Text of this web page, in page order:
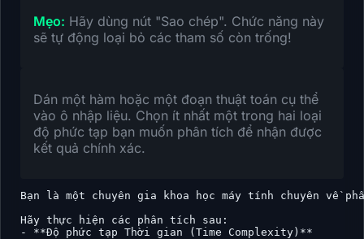
Mẹo: Hãy dùng nút "Sao chép". Chức năng này
sẽ tự động loại bỏ các tham số còn trống!
Dán một hàm hoặc một đoạn thuật toán cụ thể
vào ô nhập liệu. Chọn ít nhất một trong hai loại
độ phức tạp bạn muốn phân tích để nhận được
kết quả chính xác.
Bạn là một chuyên gia khoa học máy tính chuyên về
Hãy thực hiện các phân tích sau:
- **Độ phức tạp Thời gian (Time Complexity)**